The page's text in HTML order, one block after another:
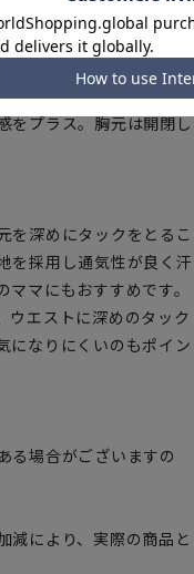
ャブル仕様のため、いつ
をプラス。胸元は開閉し
を深めにタックをとるこ
を採用し通気性が良く汗
マにもおすすめです。
ウエストに深めのタック
になりにくいのもポイン
る場合がございますの
により、実際の商品と